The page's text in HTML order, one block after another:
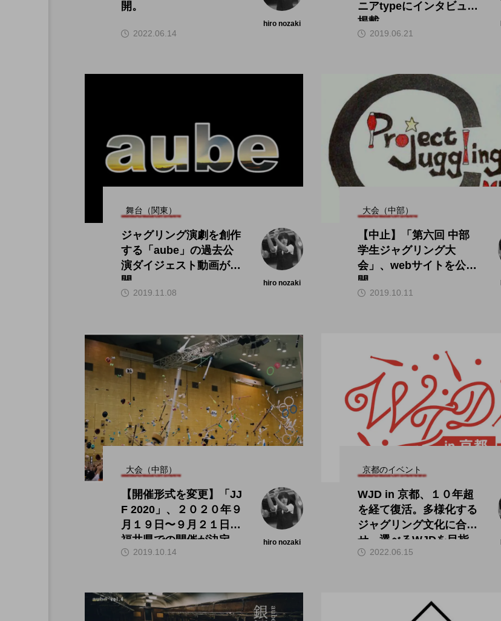
開。
hiro nozaki
2022.06.14
ニアtypeにインタビュー
掲載。
2019.06.21
舞台（関東）
ジャグリング演劇を創作
する「aube」の過去公
演ダイジェスト動画が公
開。
hiro nozaki
2019.11.08
大会（中部）
【中止】「第六回 中部
学生ジャグリング大
会」、webサイトを公
開。
2019.10.11
大会（中部）
【開催形式を変更】「JJ
F 2020」、２０２０年９
月１９日〜９月２１日、
福井県での開催が決定。
hiro nozaki
2019.10.14
京都のイベント
WJD in 京都、１０年超
を経て復活。多様化する
ジャグリング文化に合わ
せ、選べるWJDを目指
す。2022.06.15